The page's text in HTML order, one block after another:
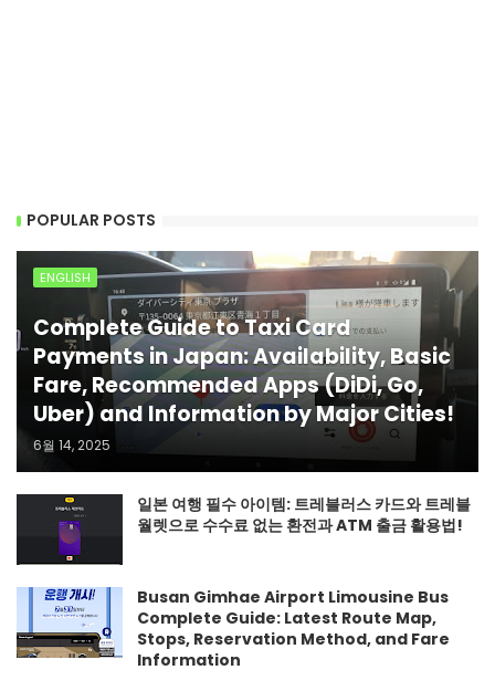
POPULAR POSTS
ENGLISH
Complete Guide to Taxi Card
Payments in Japan: Availability, Basic
Fare, Recommended Apps (DiDi, Go,
Uber) and Information by Major Cities!
6월 14, 2025
일본 여행 필수 아이템: 트레블러스 카드와 트레블
월렛으로 수수료 없는 환전과 ATM 출금 활용법!
Busan Gimhae Airport Limousine Bus
Complete Guide: Latest Route Map,
Stops, Reservation Method, and Fare
Information